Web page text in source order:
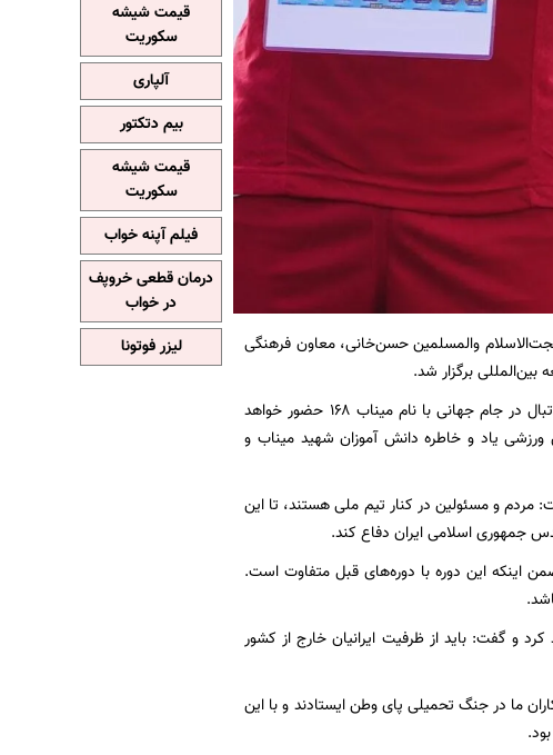
والمسلمین حسن‌خانی، معاون فرهنگی
برگزار شد.
در این نشست، حجت الاسلام و المسلمین حسن‌خانی با اعلام این که کاروان تیم ملی فوتبال در جام جهانی با نام میناب ۱۶۸ حضور خواهد
یاد و خاطره دانش آموزان شهید میناب و
و مسئولین در کنار تیم ملی هستند، تا این
جمهوری اسلامی ایران دفاع کند.
اینکه این دوره با دوره‌های قبل متفاوت است.
و گفت: باید از ظرفیت ایرانیان خارج از کشور
ما در جنگ تحمیلی پای وطن ایستادند و با این
قیمت شیشه
سکوریت
آلپاری
بیم دتکتور
قیمت شیشه
سکوریت
فیلم آپنه خواب
درمان قطعی خروپف
در خواب
لیزر فوتونا